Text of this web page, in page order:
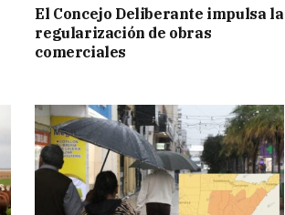
El Concejo Deliberante impulsa la
regularización de obras
comerciales